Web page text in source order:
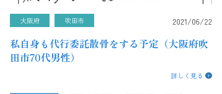
大阪府 吹田市 2021/06/22
私自身も代行委託散骨をする予定（大阪府吹
田市70代男性）
詳しく見る